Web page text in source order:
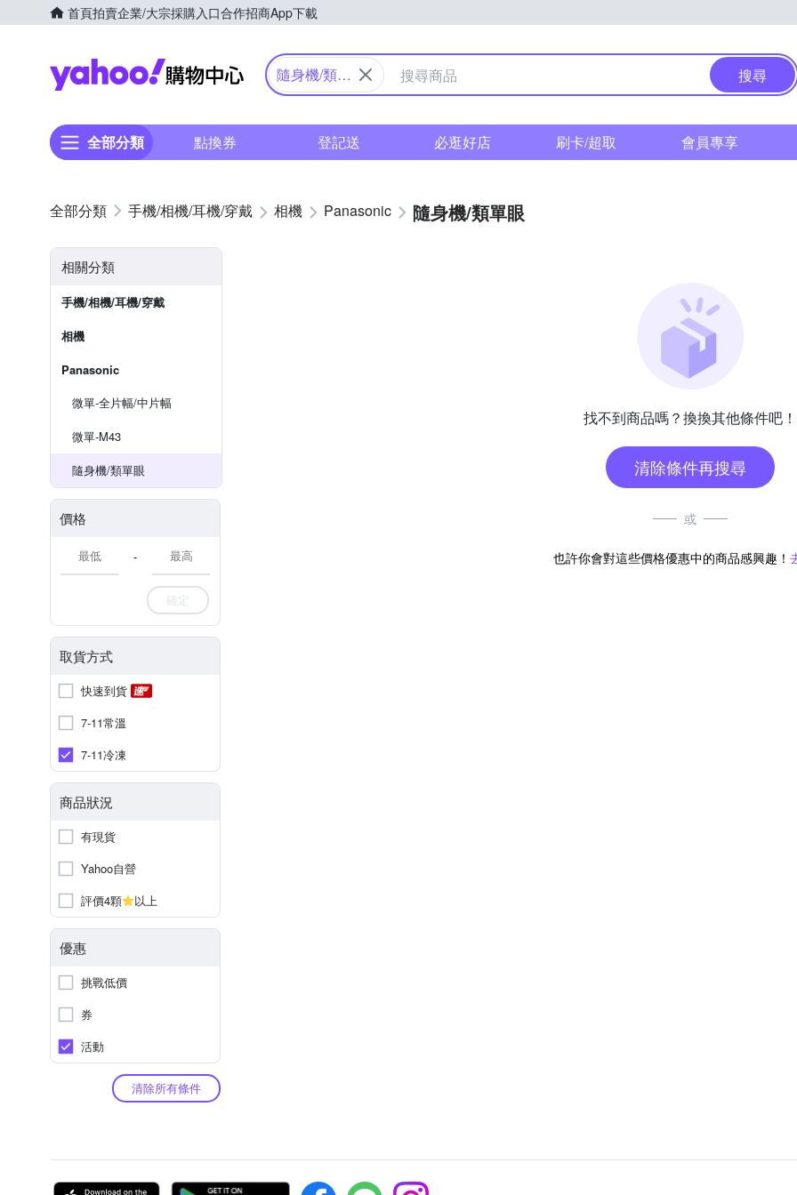
首頁拍賣企業/大宗採購入口合作招商App下載
Yahoo購物中心
隨身機/類單
搜尋
全部分類 點換券 登記送 必逛好店 刷卡/超取 會員專享
手機/相機/耳機/穿戴 相機 Panasonic 隨身機/類單眼
相關分類
手機/相機/耳機/穿戴
相機
Panasonic
微單-全片幅/中片幅
微單-M43
隨身機/類單眼
價格
-
確定
取貨方式
快速到貨
7-11常溫
7-11冷凍
商品狀況
有現貨
Yahoo自營
評價4顆
以上
優惠
挑戰低價
券
活動
清除所有條件
找不到商品嗎？換換其他條件吧！
清除條件再搜尋
或
也許你會對這些價格優惠中的商品感興趣！